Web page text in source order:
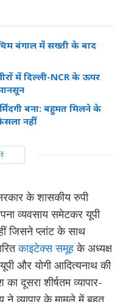
बंगाल में सख्ती के बाद
में दिल्ली-NCR के ऊपर
बना: बहुमत मिलने के
नहीं
के शासकीय रुपी
व्यवसाय समेटकर यूपी
जिसने प्लांट के साथ
काइटेक्स समूहके अध्यक्ष
और योगी आदित्यनाथ की
दूसरा शीर्षतम व्यापार-
व्यापार के मामले में बहुत